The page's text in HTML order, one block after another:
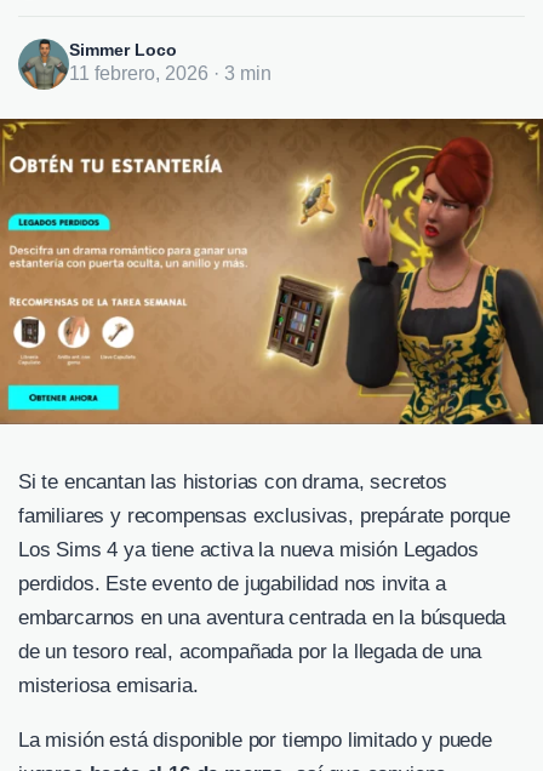
Simmer Loco
11 febrero, 2026 · 3 min
Si te encantan las historias con drama, secretos
familiares y recompensas exclusivas, prepárate porque
Los Sims 4 ya tiene activa la nueva misión Legados
perdidos. Este evento de jugabilidad nos invita a
embarcarnos en una aventura centrada en la búsqueda
de un tesoro real, acompañada por la llegada de una
misteriosa emisaria.
La misión está disponible por tiempo limitado y puede